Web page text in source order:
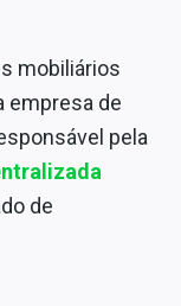
mobiliários
empresa de
pela
de